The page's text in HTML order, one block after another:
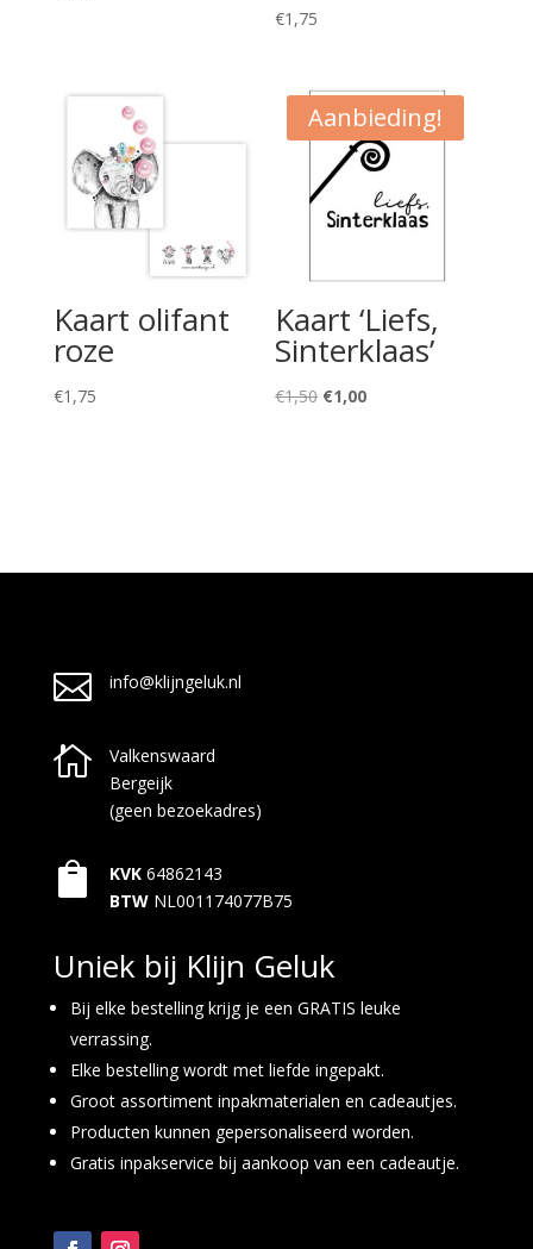
€1,75
Kaart olifant
roze
€1,75
Aanbieding!
Kaart ‘Liefs,
Sinterklaas’
€1,50 Oorspronkelijke
€1,00Huidige
 info@klijngeluk.nl

Valkenswaard
Bergeijk
(geen bezoekadres)
 KVK 64862143
BTW NL001174077B75
Uniek bij Klijn Geluk
Bij elke bestelling krijg je een GRATIS leuke
verrassing.
Elke bestelling wordt met liefde ingepakt.
Groot assortiment inpakmaterialen en cadeautjes.
Producten kunnen gepersonaliseerd worden.
Gratis inpakservice bij aankoop van een cadeautje.